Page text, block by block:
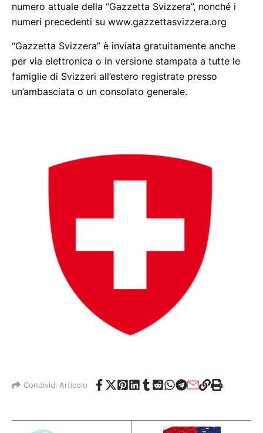
numero attuale della “Gazzetta Svizzera”, nonché i
numeri precedenti su www.gazzettasvizzera.org
“Gazzetta Svizzera” è inviata gratuitamente anche
per via elettronica o in versione stampata a tutte le
famiglie di Svizzeri all’estero registrate presso
un’ambasciata o un consolato generale.
Condividi Articolo